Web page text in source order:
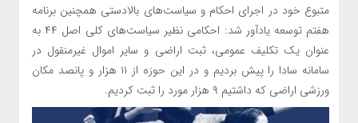
متبوع خود در اجرای احکام و سیاست‌های بالادستی همچنین برنامه
هفتم توسعه یادآور شد: احکامی نظیر سیاست‌های کلی اصل ۴۴ به
عنوان یک تکلیف عمومی، ثبت اراضی و سایر اموال غیرمنقول در
سامانه سادا را پیش بردیم و در این حوزه از ۱۱ هزار و پانصد مکان
ورزشی اراضی که داشتیم ۹ هزار مورد را ثبت کردیم.